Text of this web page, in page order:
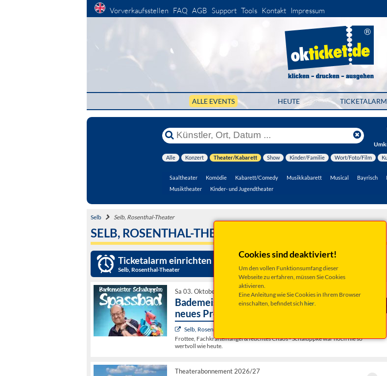
Vorverkaufsstellen FAQ AGB Support Tools Kontakt Impressum
ALLE EVENTS HEUTE TICKETALARM
Alle Konzert Theater/Kabarett Show Kinder/Familie Wort/Foto/Film
Saaltheater Komödie Kabarett/Comedy Musikkabarett Musical Bayrisch
Musiktheater
Kinder- und Jugendtheater
Cookies sind deaktiviert!
Um den vollen Funktionsumfang dieser
Webseite zu erfahren, müssen Sie Cookies
aktivieren.
Eine Anleitung wie Sie Cookies in Ihrem Browser
einschalten, befindet sich hier.
Selb Selb, Rosenthal-Theater
SELB, ROSENTHAL-THEATER
Ticketalarm einrichten »
Selb, Rosenthal-Theater
Sa 03. Oktober 2026 19:30 Uhr
Bademeister Schaluppke - SPASSbad -
neues Programm
Selb, Rosenthal-Theater
Frottee, Fachkräftemangel & feuchtes Chaos - Schaluppke war noch nie so
wertvoll wie heute.
Theaterabonnement 2026/27